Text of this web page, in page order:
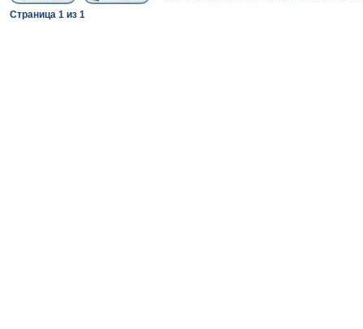
Страница 1 из 1